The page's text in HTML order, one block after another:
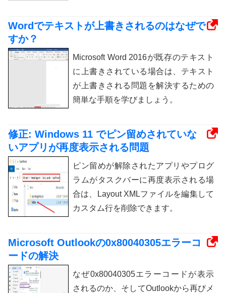
Wordでテキストが上書きされるのはなぜで
すか？
Microsoft Word 2016が既存のテキスト
に上書きされている場合は、テキスト
が上書きされる問題を解決するための
簡単な手順を学びましょう。
修正: Windows 11 でピン留めされていな
いアプリが再度表示される問題
ピン留めが解除されたアプリやプログ
ラムがタスクバーに再度表示される場
合は、Layout XMLファイルを編集して
カスタム行を削除できます。
Microsoft Outlookの0x80040305エラーコ
ードの解決
なぜ0x80040305エラーコードが表示
されるのか、そしてOutlookから再びメ